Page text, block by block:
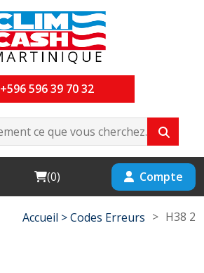
+596 596 39 70 32
Cart
(0) Compte
Accueil >Codes Erreurs > H38 2